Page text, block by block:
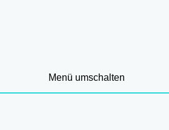
Menü umschalten